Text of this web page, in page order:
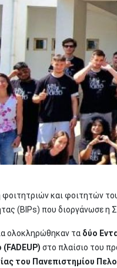
και φοιτητών
(BIPs) που διοργάνωσε η
ολοκληρώθηκαν τα δύο
στο πλαίσιο του
του Πανεπιστημίου